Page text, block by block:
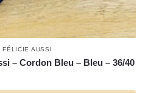
FÉLICIE AUSSI
– Cordon Bleu – Bleu – 36/40